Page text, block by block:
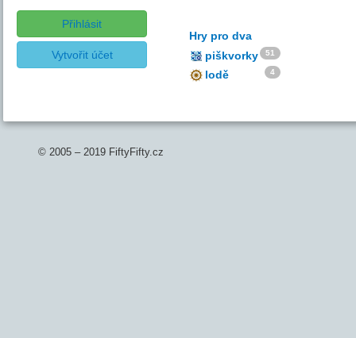
Přihlásit
Vytvořit účet
Hry pro dva
piškvorky
51
lodě 4
© 2005 – 2019 FiftyFifty.cz